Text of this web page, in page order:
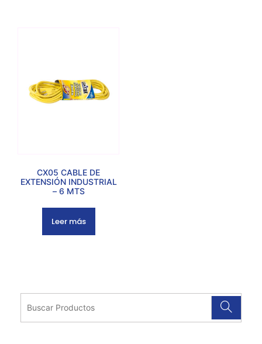
CX05 CABLE DE
EXTENSIÓN INDUSTRIAL
– 6 MTS
Leer más